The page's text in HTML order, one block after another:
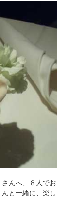
んへ、８人でお
と一緒に、楽し